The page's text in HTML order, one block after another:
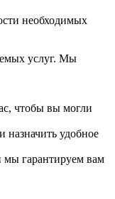
необходимых
услуг. Мы
чтобы вы могли
назначить удобное
гарантируем вам